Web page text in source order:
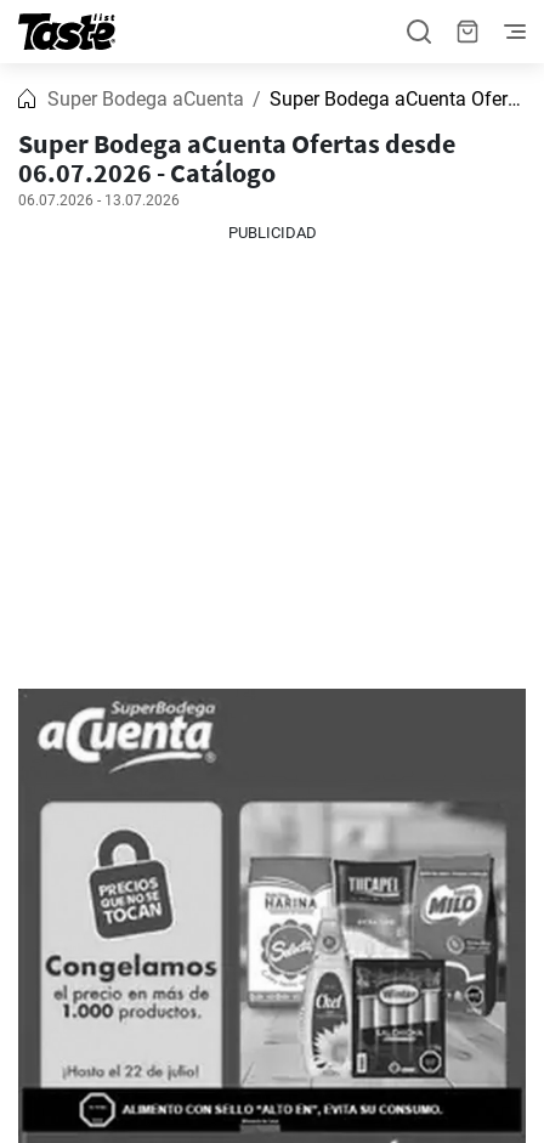
Super Bodega aCuenta Super Bodega aCuenta Ofertas
Super Bodega aCuenta Ofertas desde
06.07.2026 - Catálogo
06.07.2026 - 13.07.2026
PUBLICIDAD
PUBLICIDAD